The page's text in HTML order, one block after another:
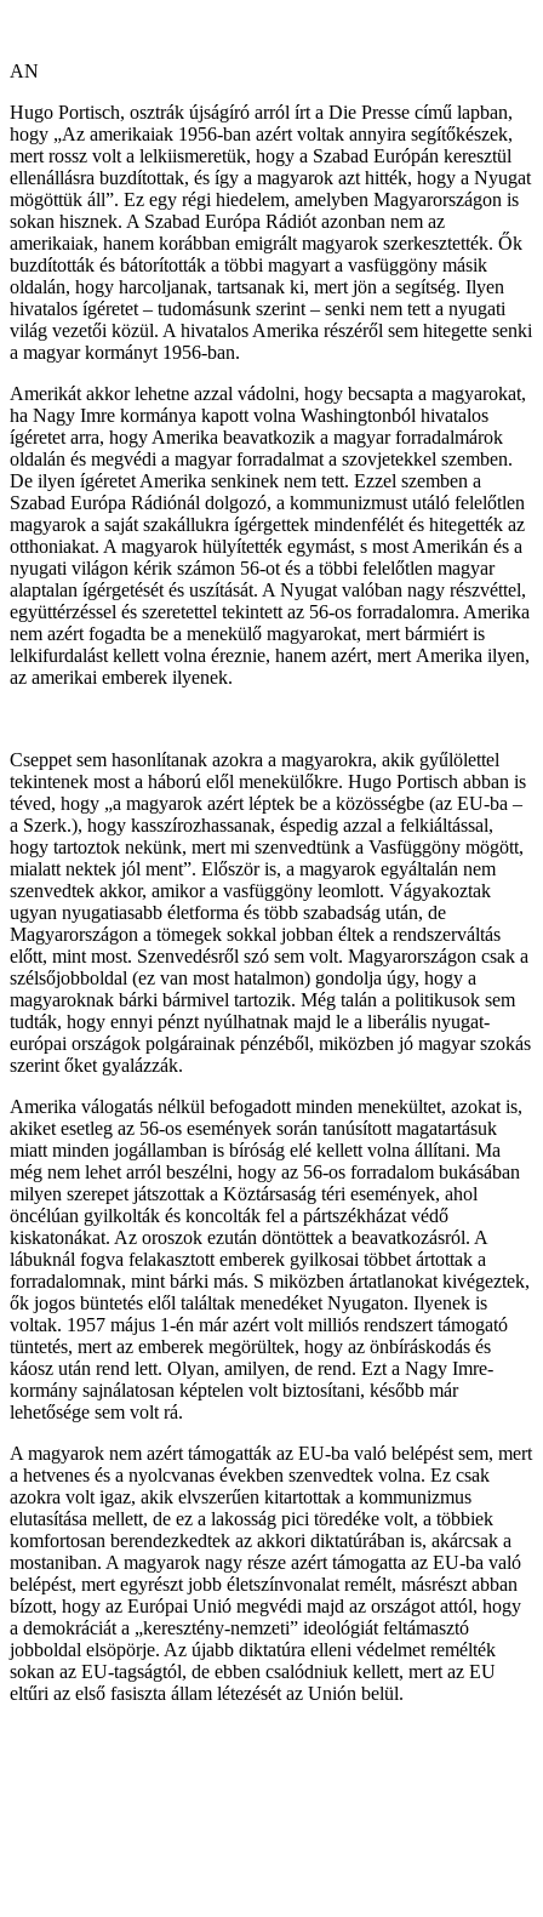
AN
Hugo Portisch, osztrák újságíró arról írt a Die Presse című lapban,
hogy „Az amerikaiak 1956-ban azért voltak annyira segítőkészek,
mert rossz volt a lelkiismeretük, hogy a Szabad Európán keresztül
ellenállásra buzdítottak, és így a magyarok azt hitték, hogy a Nyugat
mögöttük áll”. Ez egy régi hiedelem, amelyben Magyarországon is
sokan hisznek. A Szabad Európa Rádiót azonban nem az
amerikaiak, hanem korábban emigrált magyarok szerkesztették. Ők
buzdították és bátorították a többi magyart a vasfüggöny másik
oldalán, hogy harcoljanak, tartsanak ki, mert jön a segítség. Ilyen
hivatalos ígéretet – tudomásunk szerint – senki nem tett a nyugati
világ vezetői közül. A hivatalos Amerika részéről sem hitegette senki
a magyar kormányt 1956-ban.
Amerikát akkor lehetne azzal vádolni, hogy becsapta a magyarokat,
ha Nagy Imre kormánya kapott volna Washingtonból hivatalos
ígéretet arra, hogy Amerika beavatkozik a magyar forradalmárok
oldalán és megvédi a magyar forradalmat a szovjetekkel szemben.
De ilyen ígéretet Amerika senkinek nem tett. Ezzel szemben a
Szabad Európa Rádiónál dolgozó, a kommunizmust utáló felelőtlen
magyarok a saját szakállukra ígérgettek mindenfélét és hitegették az
otthoniakat. A magyarok hülyítették egymást, s most Amerikán és a
nyugati világon kérik számon 56-ot és a többi felelőtlen magyar
alaptalan ígérgetését és uszítását. A Nyugat valóban nagy részvéttel,
együttérzéssel és szeretettel tekintett az 56-os forradalomra. Amerika
nem azért fogadta be a menekülő magyarokat, mert bármiért is
lelkifurdalást kellett volna éreznie, hanem azért, mert Amerika ilyen,
az amerikai emberek ilyenek.
Cseppet sem hasonlítanak azokra a magyarokra, akik gyűlölettel
tekintenek most a háború elől menekülőkre. Hugo Portisch abban is
téved, hogy „a magyarok azért léptek be a közösségbe (az EU-ba –
a Szerk.), hogy kasszírozhassanak, éspedig azzal a felkiáltással,
hogy tartoztok nekünk, mert mi szenvedtünk a Vasfüggöny mögött,
mialatt nektek jól ment”. Először is, a magyarok egyáltalán nem
szenvedtek akkor, amikor a vasfüggöny leomlott. Vágyakoztak
ugyan nyugatiasabb életforma és több szabadság után, de
Magyarországon a tömegek sokkal jobban éltek a rendszerváltás
előtt, mint most. Szenvedésről szó sem volt. Magyarországon csak a
szélsőjobboldal (ez van most hatalmon) gondolja úgy, hogy a
magyaroknak bárki bármivel tartozik. Még talán a politikusok sem
tudták, hogy ennyi pénzt nyúlhatnak majd le a liberális nyugat-
európai országok polgárainak pénzéből, miközben jó magyar szokás
szerint őket gyalázzák.
Amerika válogatás nélkül befogadott minden menekültet, azokat is,
akiket esetleg az 56-os események során tanúsított magatartásuk
miatt minden jogállamban is bíróság elé kellett volna állítani. Ma
még nem lehet arról beszélni, hogy az 56-os forradalom bukásában
milyen szerepet játszottak a Köztársaság téri események, ahol
öncélúan gyilkolták és koncolták fel a pártszékházat védő
kiskatonákat. Az oroszok ezután döntöttek a beavatkozásról. A
lábuknál fogva felakasztott emberek gyilkosai többet ártottak a
forradalomnak, mint bárki más. S miközben ártatlanokat kivégeztek,
ők jogos büntetés elől találtak menedéket Nyugaton. Ilyenek is
voltak. 1957 május 1-én már azért volt milliós rendszert támogató
tüntetés, mert az emberek megörültek, hogy az önbíráskodás és
káosz után rend lett. Olyan, amilyen, de rend. Ezt a Nagy Imre-
kormány sajnálatosan képtelen volt biztosítani, később már
lehetősége sem volt rá.
A magyarok nem azért támogatták az EU-ba való belépést sem, mert
a hetvenes és a nyolcvanas években szenvedtek volna. Ez csak
azokra volt igaz, akik elvszerűen kitartottak a kommunizmus
elutasítása mellett, de ez a lakosság pici töredéke volt, a többiek
komfortosan berendezkedtek az akkori diktatúrában is, akárcsak a
mostaniban. A magyarok nagy része azért támogatta az EU-ba való
belépést, mert egyrészt jobb életszínvonalat remélt, másrészt abban
bízott, hogy az Európai Unió megvédi majd az országot attól, hogy
a demokráciát a „keresztény-nemzeti” ideológiát feltámasztó
jobboldal elsöpörje. Az újabb diktatúra elleni védelmet remélték
sokan az EU-tagságtól, de ebben csalódniuk kellett, mert az EU
eltűri az első fasiszta állam létezését az Unión belül.